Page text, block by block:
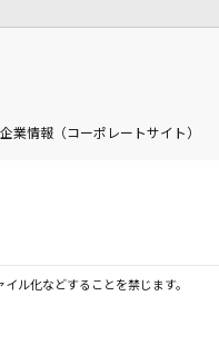
企業情報（コーポレートサイト）
ル化などすることを禁じます。